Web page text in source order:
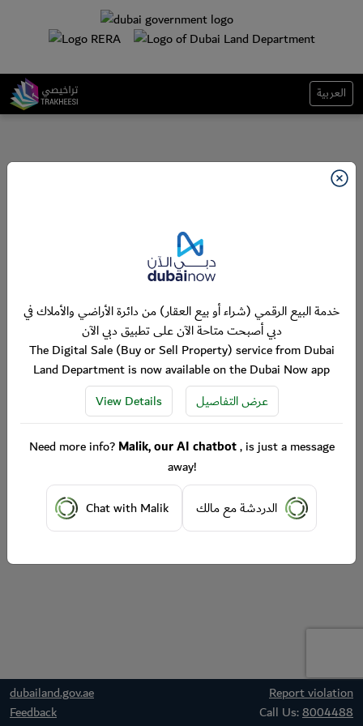
العربية
dubailand.gov.ae
Report violation
Feedback
Call Us:8004488
خدمة البيع الرقمي (شراء أو بيع العقار) من دائرة الأراضي والأملاك في
دبي أصبحت متاحة الآن على تطبيق دبي الآن
The Digital Sale (Buy or Sell Property) service from Dubai
Land Department is now available on the Dubai Now app
View Details
عرض التفاصيل
Need more info?Malik, our AI chatbot, is just a message
away!
Chat with Malik
الدردشة مع مالك